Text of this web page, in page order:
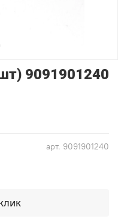
арт. 9091901240
9091901240